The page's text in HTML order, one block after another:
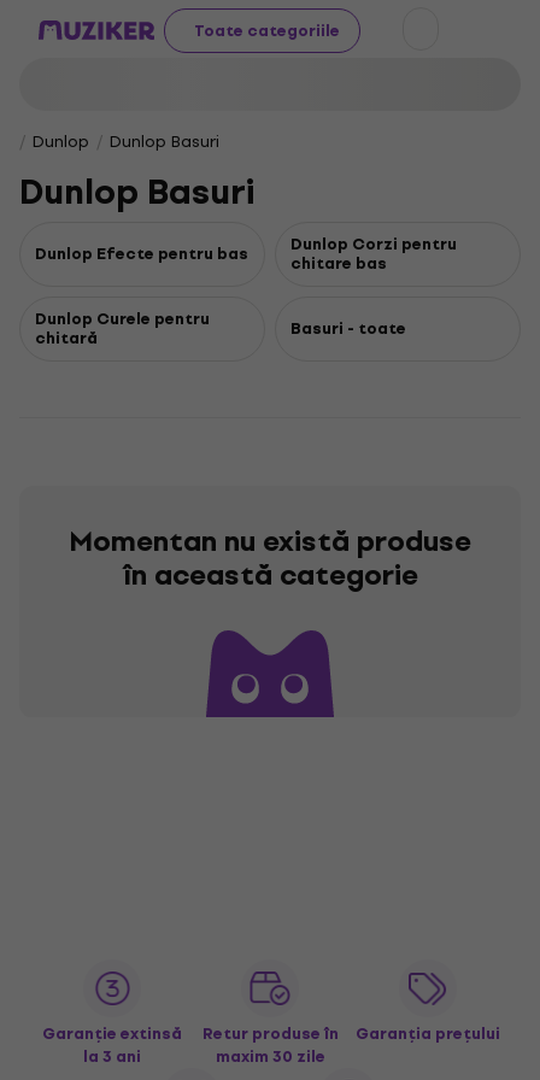
Toate categoriile
Dunlop Dunlop Basuri
Dunlop Basuri
Dunlop Efecte pentru bas Dunlop Corzi pentru
chitare bas
Dunlop Curele pentru
chitară Basuri - toate
Momentan nu există produse
în această categorie
Garanție extinsă
la 3 ani
Retur produse în
maxim 30 zile
Garanția prețului